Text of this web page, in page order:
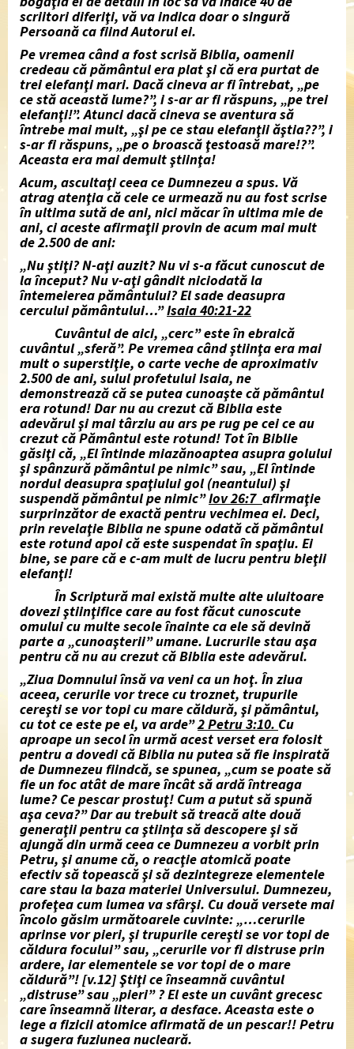
scriitori diferiţi, vă va indica doar o singură
Persoană ca fiind Autorul ei.
Pe vremea când a fost scrisă Biblia, oamenii
credeau că pământul era plat şi că era purtat de
trei elefanţi mari. Dacă cineva ar fi întrebat, „pe
ce stă această lume?”, i s-ar ar fi răspuns, „pe trei
elefanţi!”. Atunci dacă cineva se aventura să
întrebe mai mult, „şi pe ce stau elefanţii ăştia??”, i
s-ar fi răspuns, „pe o broască ţestoasă mare!?”.
Aceasta era mai demult ştiinţa!
Acum, ascultaţi ceea ce Dumnezeu a spus. Vă
atrag atenţia că cele ce urmează nu au fost scrise
în ultima sută de ani, nici măcar în ultima mie de
ani, ci aceste afirmaţii provin de acum mai mult
de 2.500 de ani:
„Nu ştiţi? N-aţi auzit? Nu vi s-a făcut cunoscut de
la început? Nu v-aţi gândit niciodată la
întemeierea pământului? El sade deasupra
cercului pământului…”Isaia 40:21-22
Cuvântul de aici, „cerc” este în ebraică
cuvântul „sferă”. Pe vremea când ştiinţa era mai
mult o superstiţie, o carte veche de aproximativ
2.500 de ani, sulul profetului Isaia, ne
demonstrează că se putea cunoaşte că pământul
era rotund! Dar nu au crezut că Biblia este
adevărul şi mai târziu au ars pe rug pe cei ce au
crezut că Pământul este rotund! Tot în Biblie
găsiţi că, „El întinde miazănoaptea asupra golului
şi spânzură pământul pe nimic” sau, „El întinde
nordul deasupra spaţiului gol (neantului) şi
suspendă pământul pe nimic”Iov 26:7 afirmaţie
surprinzător de exactă pentru vechimea ei. Deci,
prin revelaţie Biblia ne spune odată că pământul
este rotund apoi că estesuspendat în spaţiu. Ei
bine, se pare că e c-am mult de lucru pentru bieţii
elefanţi!
În Scriptură mai există multe alte uluitoare
dovezi ştiinţifice care au fost făcut cunoscute
omului cu multe secole înainte ca ele să devină
parte a „cunoaşterii” umane. Lucrurile stau aşa
pentru că nu au crezut că Biblia este adevărul.
„Ziua Domnului însă va veni ca un hoţ. În ziua
aceea, cerurile vor trece cu troznet, trupurile
cereşti se vor topi cu mare căldură, şi pământul,
cu tot ce este pe el, va arde”2 Petru 3:10. Cu
aproape un secol în urmă acest verset era folosit
pentru a dovedi că Biblia nu putea să fie inspirată
de Dumnezeu fiindcă, se spunea, „cum se poate să
fie un foc atât de mare încât să ardă întreaga
lume? Ce pescar prostuţ! Cum a putut să spună
aşa ceva?” Dar au trebuit să treacă alte două
generaţii pentru ca ştiinţa să descopere şi să
ajungă din urmă ceea ce Dumnezeu a vorbit prin
Petru, şi anume că, o reacţie atomică poate
efectiv să topească şi să dezintegreze elementele
care stau la baza materiei Universului. Dumnezeu,
profeţea cum lumea va sfârşi. Cu două versete mai
încolo găsim următoarele cuvinte: „…cerurile
aprinse vor pieri, şi trupurile cereşti se vor topi de
căldura focului” sau, „cerurile vor fi distruse prin
ardere, iar elementele se vor topi de o mare
căldură”! [v.12] Ştiţi ce înseamnă cuvântul
„distruse” sau „pieri” ? El este un cuvânt grecesc
care înseamnă literar, a desface. Aceasta este o
lege a fizicii atomice afirmată de un pescar!! Petru
a sugera fuziunea nucleară.